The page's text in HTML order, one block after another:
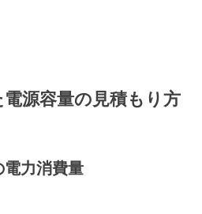
源容量の見積もり方
電力消費量